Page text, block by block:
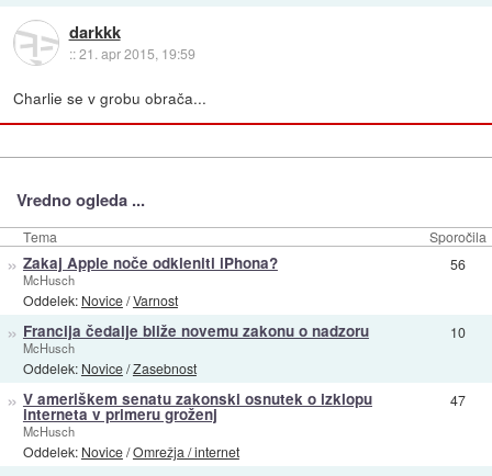
darkkk
::21. apr 2015, 19:59
Charlie se v grobu obrača...
Vredno ogleda ...
Tema Sporočila
» Zakaj Apple noče odkleniti iPhona?
McHusch
Oddelek: Novice/Varnost
56
» Francija čedalje bliže novemu zakonu o nadzoru
McHusch
Oddelek: Novice/Zasebnost
10
» V ameriškem senatu zakonski osnutek o izklopu
interneta v primeru groženj
McHusch
Oddelek: Novice/Omrežja / internet
47